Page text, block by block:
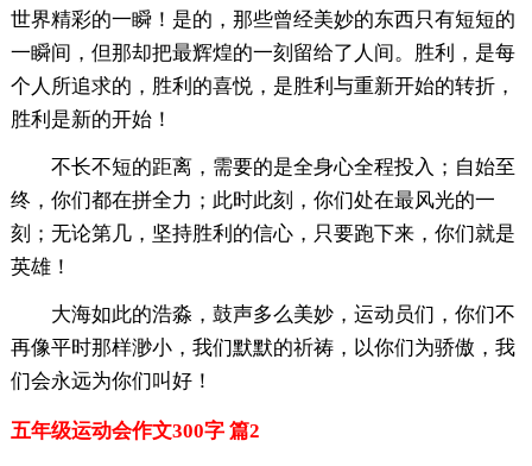
世界精彩的一瞬！是的，那些曾经美妙的东西只有短短的
一瞬间，但那却把最辉煌的一刻留给了人间。胜利，是每
个人所追求的，胜利的喜悦，是胜利与重新开始的转折，
胜利是新的开始！
不长不短的距离，需要的是全身心全程投入；自始至
终，你们都在拼全力；此时此刻，你们处在最风光的一
刻；无论第几，坚持胜利的信心，只要跑下来，你们就是
英雄！
大海如此的浩淼，鼓声多么美妙，运动员们，你们不
再像平时那样渺小，我们默默的祈祷，以你们为骄傲，我
们会永远为你们叫好！
五年级运动会作文300字 篇2